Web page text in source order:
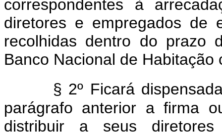
correspondentes à
diretores e empregados de
recolhidas dentro do
Banco Nacional de
§ 2º Ficará
parágrafo anterior a firma
distribuir a seus